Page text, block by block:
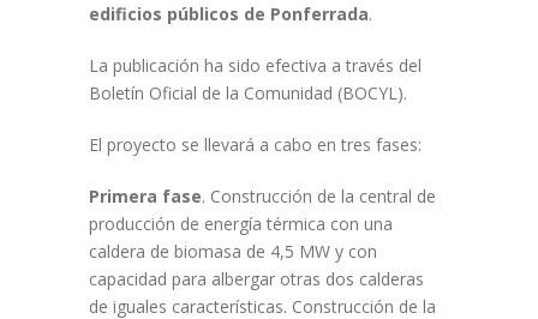
edificios públicos de Ponferrada.
La publicación ha sido efectiva a través del
Boletín Oficial de la Comunidad (BOCYL).
El proyecto se llevará a cabo en tres fases:
Primera fase. Construcción de la central de
producción de energía térmica con una
caldera de biomasa de 4,5 MW y con
capacidad para albergar otras dos calderas
de iguales características. Construcción de la